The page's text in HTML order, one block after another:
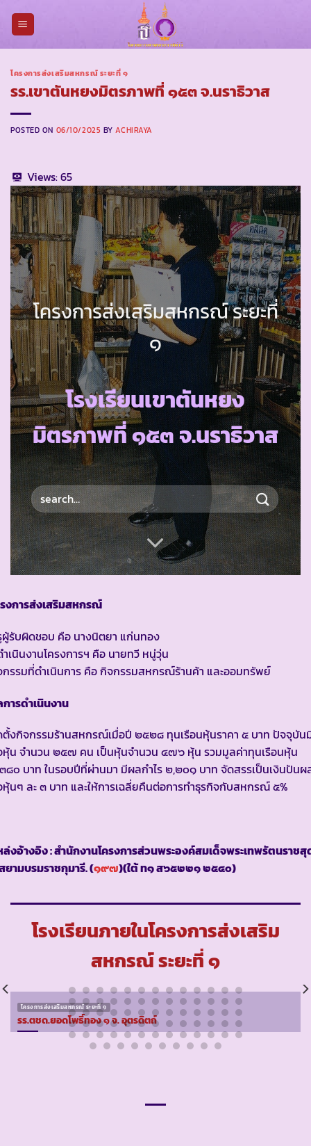
โครงการส่งเสริมสหกรณ์ ระยะที่ ๑
รร.เขาตันหยงมิตรภาพที่ ๑๕๓ จ.นราธิวาส
POSTED ON 06/10/2025 BYACHIRAYA
Views:65
โครงการส่งเสริมสหกรณ์ ระยะที่
๑
โรงเรียนเขาตันหยง
มิตรภาพที่ ๑๕๓ จ.นราธิวาส
งการส่งเสริมสหกรณ์
รับผิดชอบ คือ นางนิตยา แก่นทอง
เนินงานโครงการฯ คือ นายทวี หนู่วุ่น
รรมที่ดำเนินการ คือ กิจกรรมสหกรณ์ร้านค้า และออมทรัพย์
ารดำเนินงาน
งกิจกรรมร้านสหกรณ์เมื่อปี ๒๕๒๘ ทุนเรือนหุ้นราคา ๕ บาท ปัจจุบัน
น จำนวน ๒๕๗ คน เป็นหุ้นจำนวน ๔๗๖ หุ้น รวมมูลค่าทุนเรือนหุ้น
๘๐ บาท ในรอบปีที่ผ่านมา มีผลกำไร ๒,๒๐๑ บาท จัดสรรเป็นเงินปันผ
นๆ ละ ๓ บาท และให้การเฉลี่ยคืนต่อการทำธุรกิจกับสหกรณ์ ๕%
งอ้างอิง : สำนักงานโครงการส่วนพระองค์สมเด็จพระเทพรัตนราชสุ
ยามบรมราชกุมารี. (๑๙๗)(ใต้ ท๑ ส๖๕๒๒๑ ๒๕๔๐)
โรงเรียนภายในโครงการส่งเสริม
สหกรณ์ ระยะที่ ๑
โครงการส่งเสริมสหกรณ์ ระยะที่ ๑
รร.ตชด.ยอดโพธิ์ทอง ๑ จ. อุตรดิตถ์